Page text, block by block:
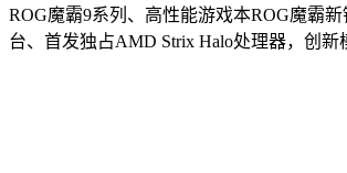
ROG魔霸9系列、高性能游戏本ROG魔霸
台、首发独占AMD Strix Halo处理器，创